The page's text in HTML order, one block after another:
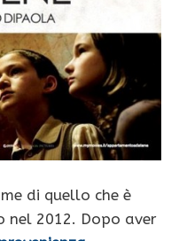
di quello che è
nel 2012. Dopo aver